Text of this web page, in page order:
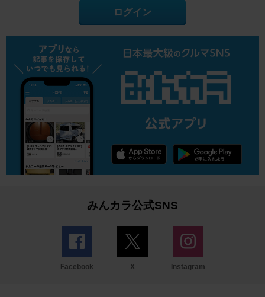
ログイン
みんカラ公式SNS
Facebook X Instagram